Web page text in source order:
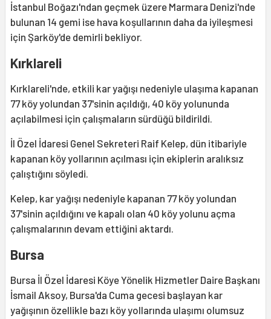
İstanbul Boğazı'ndan geçmek üzere Marmara Denizi'nde
bulunan 14 gemi ise hava koşullarının daha da iyileşmesi
için Şarköy'de demirli bekliyor.
Kırklareli
Kırklareli'nde, etkili kar yağışı nedeniyle ulaşıma kapanan
77 köy yolundan 37'sinin açıldığı, 40 köy yolununda
açılabilmesi için çalışmaların sürdüğü bildirildi.
İl Özel İdaresi Genel Sekreteri Raif Kelep, dün itibariyle
kapanan köy yollarının açılması için ekiplerin aralıksız
çalıştığını söyledi.
Kelep, kar yağışı nedeniyle kapanan 77 köy yolundan
37'sinin açıldığını ve kapalı olan 40 köy yolunu açma
çalışmalarının devam ettiğini aktardı.
Bursa
Bursa İl Özel İdaresi Köye Yönelik Hizmetler Daire Başkanı
İsmail Aksoy, Bursa'da Cuma gecesi başlayan kar
yağışının özellikle bazı köy yollarında ulaşımı olumsuz